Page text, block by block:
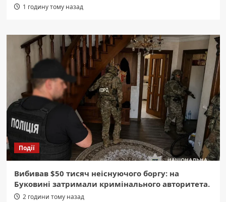
1 годину тому назад
Події
Вибивав $50 тисяч неіснуючого боргу: на
Буковині затримали кримінального авторитета.
2 години тому назад